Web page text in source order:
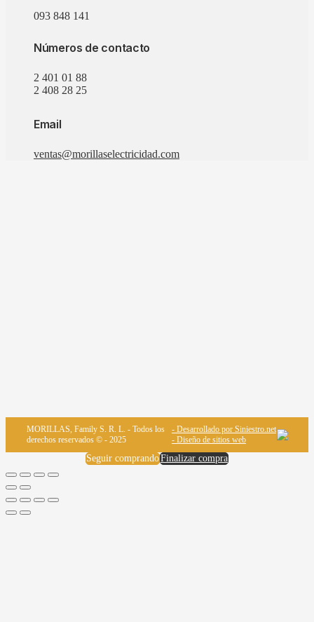
093 848 141
Números de contacto
2 401 01 88
2 408 28 25
Email
ventas@morillaselectricidad.com
MORILLAS, Family S. R. L. - Todos los
derechos reservados © - 2025
- Desarrollado por Siniestro.net
- Diseño de sitios web
Finalizar compra
Seguir comprando